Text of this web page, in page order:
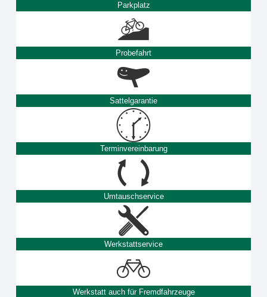
Parkplatz
Probefahrt
Sattelgarantie
Terminvereinbarung
Umtauschservice
Werkstattservice
Werkstatt auch für Fremdfahrzeuge